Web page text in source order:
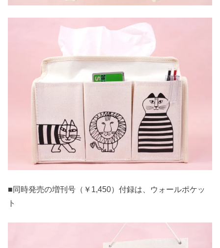
■同時発売の増刊号（￥1,450）付録は、ウォールポケッ
ト